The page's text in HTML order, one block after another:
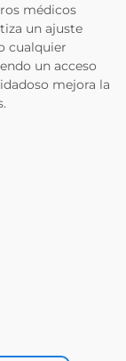
médicos
un ajuste
cualquier
un acceso
mejora la